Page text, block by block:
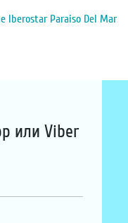
Iberostar Paraiso Del Mar
или Viber